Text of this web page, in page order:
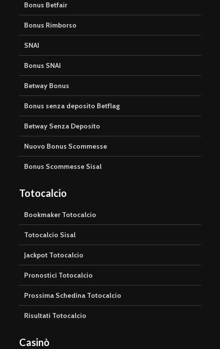
Bonus Betfair
Bonus Rimborso
SNAI
Bonus SNAI
Betway Bonus
Bonus senza deposito Betflag
Betway Senza Deposito
Nuovo Bonus Scommesse
Bonus Scommesse Sisal
Totocalcio
Bookmaker Totocalcio
Totocalcio Sisal
Jackpot Totocalcio
Pronostici Totocalcio
Prossima Schedina Totocalcio
Risultati Totocalcio
Casinò